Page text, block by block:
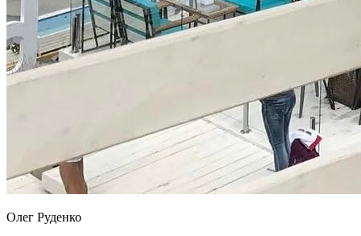
Олег Руденко